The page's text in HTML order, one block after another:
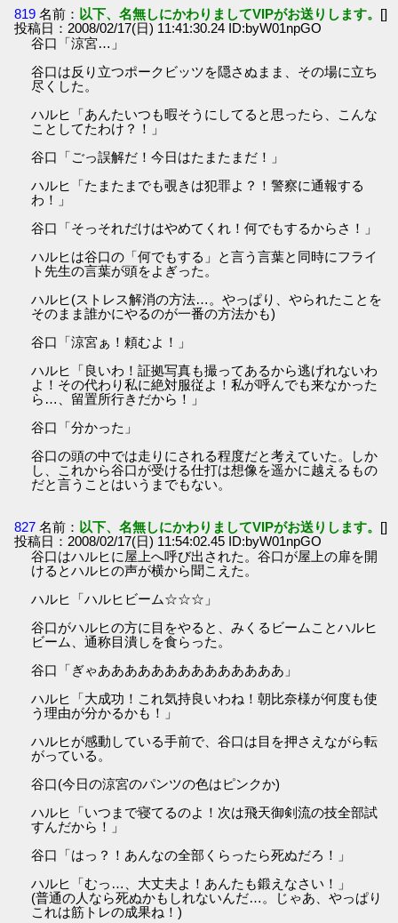
819 名前： 以下、名無しにかわりましてVIPがお送りします。 []
投稿日：2008/02/17(日) 11:41:30.24 ID:byW01npGO
谷口「涼宮…」
谷口は反り立つポークビッツを隠さぬまま、その場に立ち
尽くした。
ハルヒ「あんたいつも暇そうにしてると思ったら、こんな
ことしてたわけ？！」
谷口「ごっ誤解だ！今日はたまたまだ！」
ハルヒ「たまたまでも覗きは犯罪よ？！警察に通報する
わ！」
谷口「そっそれだけはやめてくれ！何でもするからさ！」
ハルヒは谷口の「何でもする」と言う言葉と同時にフライ
ト先生の言葉が頭をよぎった。
ハルヒ(ストレス解消の方法…。やっぱり、やられたことを
そのまま誰かにやるのが一番の方法かも)
谷口「涼宮ぁ！頼むよ！」
ハルヒ「良いわ！証拠写真も撮ってあるから逃げれないわ
よ！その代わり私に絶対服従よ！私が呼んでも来なかった
ら…、留置所行きだから！」
谷口「分かった」
谷口の頭の中では走りにされる程度だと考えていた。しか
し、これから谷口が受ける仕打は想像を遥かに越えるもの
だと言うことはいうまでもない。
827 名前： 以下、名無しにかわりましてVIPがお送りします。 []
投稿日：2008/02/17(日) 11:54:02.45 ID:byW01npGO
谷口はハルヒに屋上へ呼び出された。谷口が屋上の扉を開
けるとハルヒの声が横から聞こえた。
ハルヒ「ハルヒビーム☆☆☆」
谷口がハルヒの方に目をやると、みくるビームことハルヒ
ビーム、通称目潰しを食らった。
谷口「ぎゃああああああああああああああ」
ハルヒ「大成功！これ気持良いわね！朝比奈様が何度も使
う理由が分かるかも！」
ハルヒが感動している手前で、谷口は目を押さえながら転
がっている。
谷口(今日の涼宮のパンツの色はピンクか)
ハルヒ「いつまで寝てるのよ！次は飛天御剣流の技全部試
すんだから！」
谷口「はっ？！あんなの全部くらったら死ぬだろ！」
ハルヒ「むっ…、大丈夫よ！あんたも鍛えなさい！」
(普通の人なら死ぬかもしれないんだ…。じゃあ、やっぱり
これは筋トレの成果ね！)